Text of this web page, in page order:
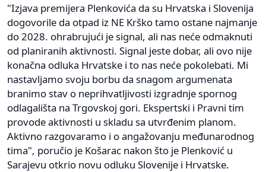
"Izjava premijera Plenkovića da su Hrvatska i Slovenija
dogovorile da otpad iz NE Krško tamo ostane najmanje
do 2028. ohrabrujući je signal, ali nas neće odmaknuti
od planiranih aktivnosti. Signal jeste dobar, ali ovo nije
konačna odluka Hrvatske i to nas neće pokolebati. Mi
nastavljamo svoju borbu da snagom argumenata
branimo stav o neprihvatljivosti izgradnje spornog
odlagališta na Trgovskoj gori. Ekspertski i Pravni tim
provode aktivnosti u skladu sa utvrđenim planom.
Aktivno razgovaramo i o angažovanju međunarodnog
tima", poručio je Košarac nakon što je Plenković u
Sarajevu otkrio novu odluku Slovenije i Hrvatske.